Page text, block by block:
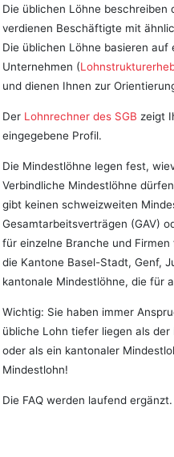
Die üblichen Löhne beschreiben
verdienen Beschäftigte mit
Die üblichen Löhne basieren auf
Unternehmen (
und dienen Ihnen zur
Der Lohnrechner des SGB zeigt
eingegebene Profil.
Die Mindestlöhne legen fest,
Verbindliche Mindestlöhne
gibt keinen schweizweiten
Gesamtarbeitsverträgen (GAV)
für einzelne Branche und
die Kantone Basel-Stadt, Genf,
kantonale Mindestlöhne, die für
Wichtig: Sie haben immer
übliche Lohn tiefer liegen als der
oder als ein kantonaler
Mindestlohn!
Die FAQ werden laufend ergänzt.